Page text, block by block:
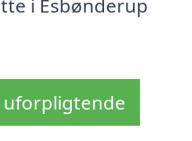
i Esbønderup
uforpligtende